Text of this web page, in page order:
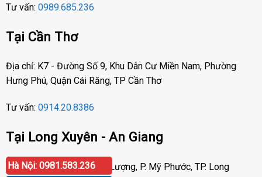
Tư vấn: 0989.685.236
Tại Cần Thơ
Địa chỉ: K7 - Đường Số 9, Khu Dân Cư Miền Nam, Phường
Hưng Phú, Quận Cái Răng, TP Cần Thơ
Tư vấn: 0914.20.8386
Tại Long Xuyên - An Giang
Địa chỉ: Số 417 Phạm Cự Lượng, P. Mỹ Phước, TP. Long
Hà Nội: 0981.583.236